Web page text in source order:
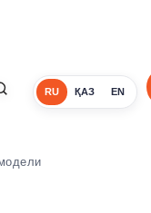
RU ҚАЗ EN